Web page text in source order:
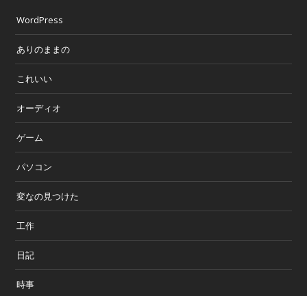
WordPress
ありのままの
これいい
オーディオ
ゲーム
パソコン
変なの見つけた
工作
日記
時事